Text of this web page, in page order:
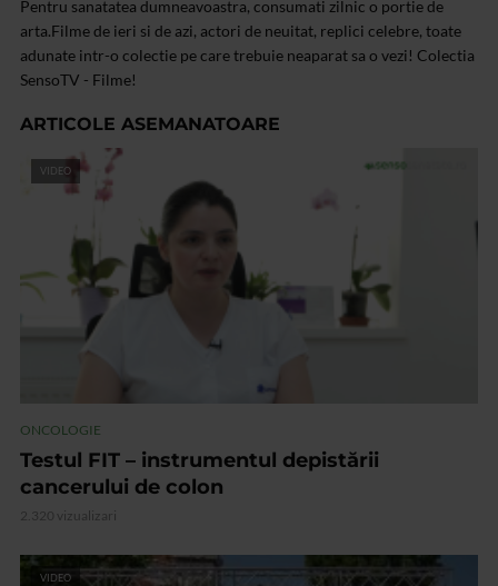
Pentru sanatatea dumneavoastra, consumati zilnic o portie de
arta.Filme de ieri si de azi, actori de neuitat, replici celebre, toate
adunate intr-o colectie pe care trebuie neaparat sa o vezi! Colectia
SensoTV - Filme!
ARTICOLE ASEMANATOARE
VIDEO
ONCOLOGIE
Testul FIT – instrumentul depistării
cancerului de colon
2.320 vizualizari
VIDEO